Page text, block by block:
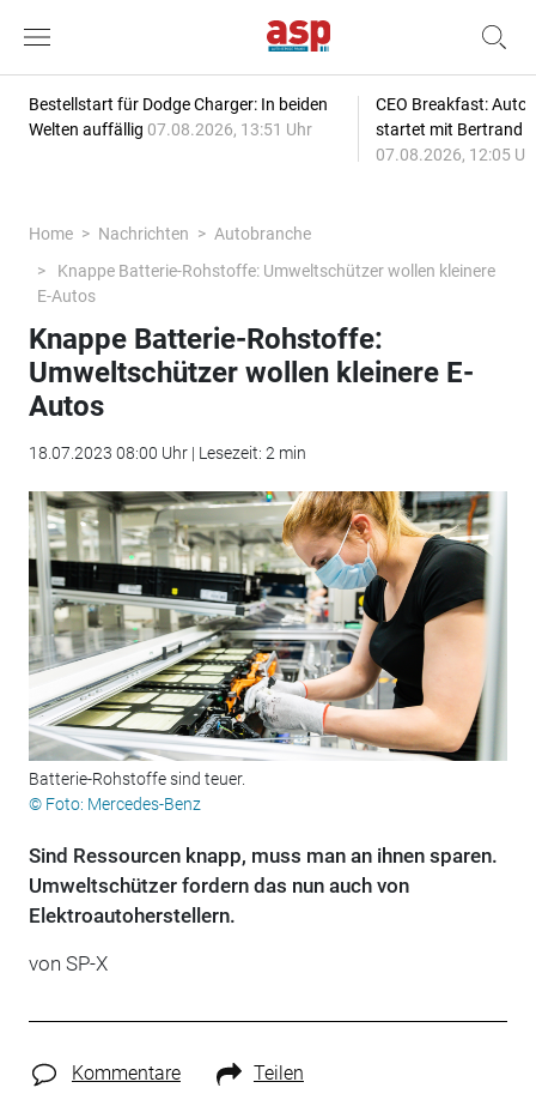
Bestellstart für Dodge Charger: In beiden
Welten auffällig 07.08.2026, 13:51 Uhr
CEO Breakfast:
startet mit Bertrand
07.08.2026, 12:05
Home Nachrichten
Autobranche
Knappe Batterie-Rohstoffe: Umweltschützer wollen kleinere
E-Autos
Knappe Batterie-Rohstoffe:
Umweltschützer wollen kleinere E-
Autos
18.07.2023 08:00 Uhr | Lesezeit: 2 min
Batterie-Rohstoffe sind teuer.
© Foto: Mercedes-Benz
Sind Ressourcen knapp, muss man an ihnen sparen.
Umweltschützer fordern das nun auch von
Elektroautoherstellern.
von SP-X
Kommentare Teilen